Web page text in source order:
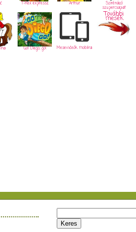
T-Rex expressz Arthur Szirénázó
szupercsapat
Go! Diego, go! Mesevideók mobilra
További
mesék